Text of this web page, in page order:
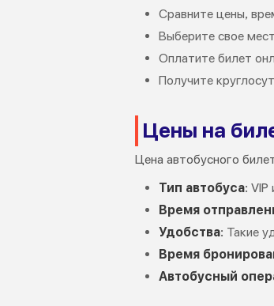
Сравните цены,
Выберите свое
Оплатите билет
Получите
Цены на
Цена автобусного
Тип автобуса:
Время
Удобства: Такие
Время
Автобусный